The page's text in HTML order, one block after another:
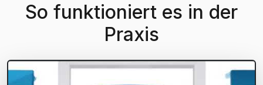
So funktioniert es in der
Praxis